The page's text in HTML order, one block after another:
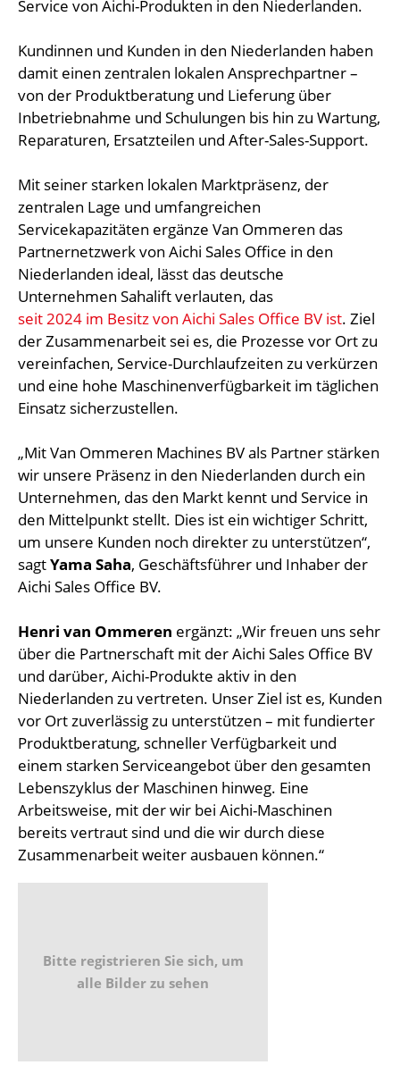
Service von Aichi-Produkten in den Niederlanden.
Kundinnen und Kunden in den Niederlanden haben
damit einen zentralen lokalen Ansprechpartner –
von der Produktberatung und Lieferung über
Inbetriebnahme und Schulungen bis hin zu Wartung,
Reparaturen, Ersatzteilen und After-Sales-Support.
Mit seiner starken lokalen Marktpräsenz, der
zentralen Lage und umfangreichen
Servicekapazitäten ergänze Van Ommeren das
Partnernetzwerk von Aichi Sales Office in den
Niederlanden ideal, lässt das deutsche
Unternehmen Sahalift verlauten, das
seit 2024 im Besitz von Aichi Sales Office BV ist. Ziel
der Zusammenarbeit sei es, die Prozesse vor Ort zu
vereinfachen, Service-Durchlaufzeiten zu verkürzen
und eine hohe Maschinenverfügbarkeit im täglichen
Einsatz sicherzustellen.
„Mit Van Ommeren Machines BV als Partner stärken
wir unsere Präsenz in den Niederlanden durch ein
Unternehmen, das den Markt kennt und Service in
den Mittelpunkt stellt. Dies ist ein wichtiger Schritt,
um unsere Kunden noch direkter zu unterstützen“,
sagtYama Saha, Geschäftsführer und Inhaber der
Aichi Sales Office BV.
Henri van Ommeren ergänzt: „Wir freuen uns sehr
über die Partnerschaft mit der Aichi Sales Office BV
und darüber, Aichi-Produkte aktiv in den
Niederlanden zu vertreten. Unser Ziel ist es, Kunden
vor Ort zuverlässig zu unterstützen – mit fundierter
Produktberatung, schneller Verfügbarkeit und
einem starken Serviceangebot über den gesamten
Lebenszyklus der Maschinen hinweg. Eine
Arbeitsweise, mit der wir bei Aichi-Maschinen
bereits vertraut sind und die wir durch diese
Zusammenarbeit weiter ausbauen können.“
Bitte registrieren Sie sich, um
alle Bilder zu sehen